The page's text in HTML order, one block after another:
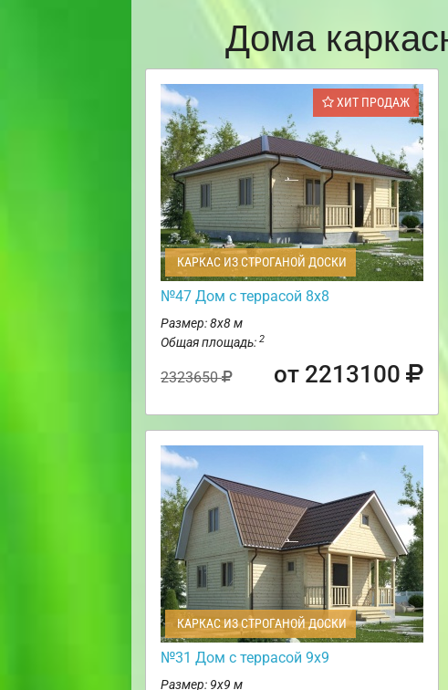
Дома
ХИТ ПРОДАЖ
КАРКАС ИЗ СТРОГАНОЙ ДОСКИ
№47 Дом с террасой 8х8
Размер: 8х8 м
Общая площадь: 2
2323650 от 2213100
КАРКАС ИЗ СТРОГАНОЙ ДОСКИ
№31 Дом с террасой 9х9
Размер: 9х9 м